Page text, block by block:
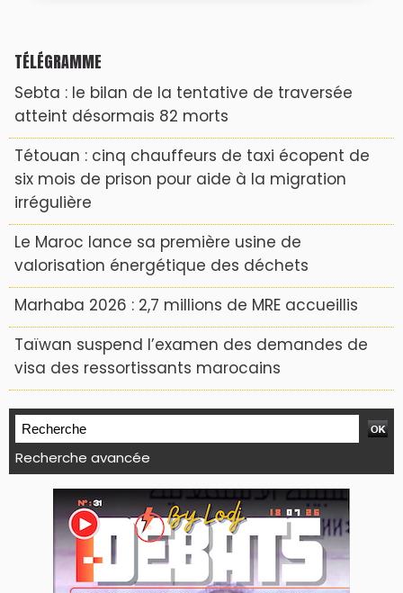
TÉLÉGRAMME
Sebta : le bilan de la tentative de traversée
atteint désormais 82 morts
Tétouan : cinq chauffeurs de taxi écopent de
six mois de prison pour aide à la migration
irrégulière
Le Maroc lance sa première usine de
valorisation énergétique des déchets
Marhaba 2026 : 2,7 millions de MRE accueillis
Taïwan suspend l’examen des demandes de
visa des ressortissants marocains
Recherche avancée